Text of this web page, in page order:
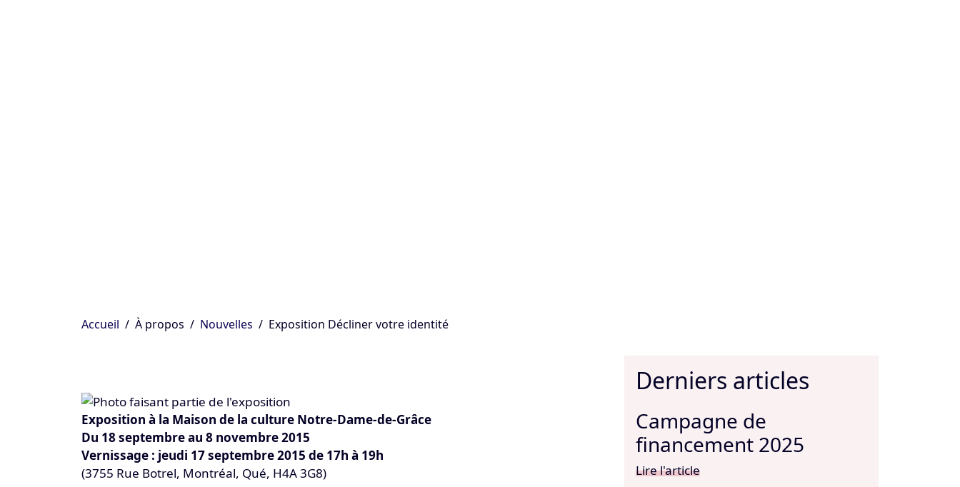
Accueil À propos Nouvelles Exposition Décliner votre identité
Exposition à la Maison de la culture Notre-Dame-de-Grâce
Du 18 septembre au 8 novembre 2015
Vernissage : jeudi 17 septembre 2015 de 17h à 19h
(3755 Rue Botrel, Montréal, Qué, H4A 3G8)
Derniers articles
Campagne de
financement 2025
Lire l'article